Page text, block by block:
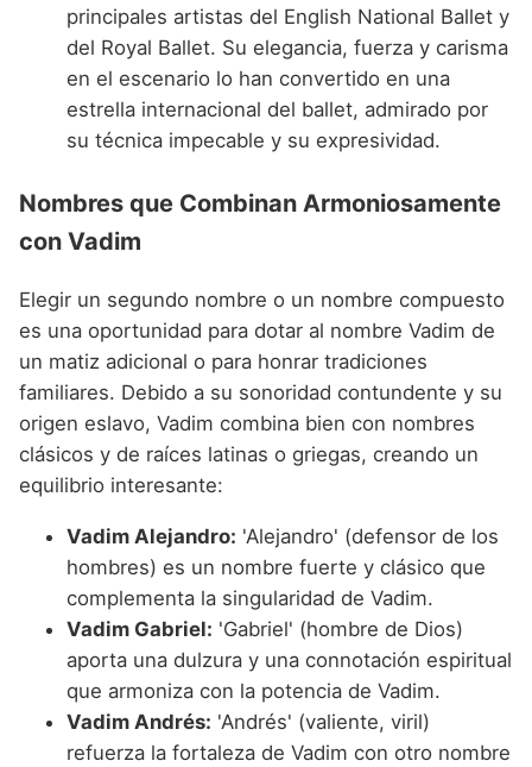
principales artistas del English National Ballet y
del Royal Ballet. Su elegancia, fuerza y carisma
en el escenario lo han convertido en una
estrella internacional del ballet, admirado por
su técnica impecable y su expresividad.
Nombres que Combinan Armoniosamente
con Vadim
Elegir un segundo nombre o un nombre compuesto
es una oportunidad para dotar al nombre Vadim de
un matiz adicional o para honrar tradiciones
familiares. Debido a su sonoridad contundente y su
origen eslavo, Vadim combina bien con nombres
clásicos y de raíces latinas o griegas, creando un
equilibrio interesante:
Vadim Alejandro: 'Alejandro' (defensor de los
hombres) es un nombre fuerte y clásico que
complementa la singularidad de Vadim.
Vadim Gabriel: 'Gabriel' (hombre de Dios)
aporta una dulzura y una connotación espiritual
que armoniza con la potencia de Vadim.
Vadim Andrés: 'Andrés' (valiente, viril)
refuerza la fortaleza de Vadim con otro nombre